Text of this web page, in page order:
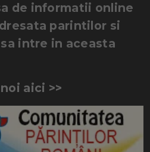
de informatii online
parintilor si
intre in aceasta
aici >>